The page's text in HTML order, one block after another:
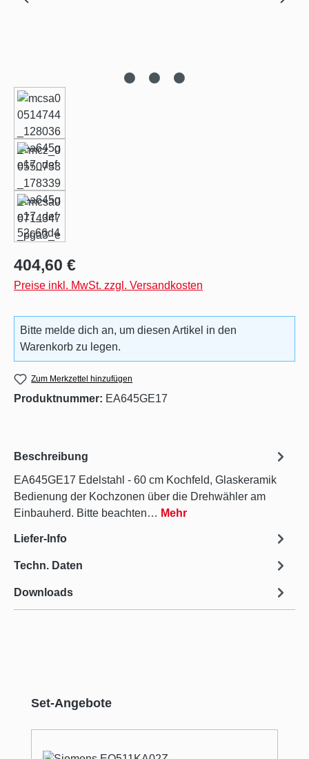
Regulärer Preis:
404,60 €
Preise inkl. MwSt. zzgl. Versandkosten
Bitte melde dich an, um diesen Artikel in den
Warenkorb zu legen.
Zum Merkzettel hinzufügen
Produktnummer: EA645GE17
Beschreibung
EA645GE17 Edelstahl - 60 cm Kochfeld, Glaskeramik
Bedienung der Kochzonen über die Drehwähler am
Einbauherd. Bitte beachten… Mehr
Liefer-Info
Techn. Daten
Downloads
Produktgalerie überspringen
Set-Angebote